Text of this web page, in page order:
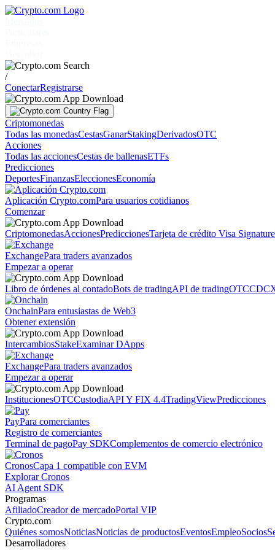
/
ConectarRegistrarse
Criptomonedas
Todas las monedasCestasGanarStakingDerivadosOTC
Acciones
Todas las accionesCestas de ballenasETFs
Predicciones
DeportesFinanzasEleccionesEconomía
Aplicación Crypto.comPara usuarios cotidianos
Comenzar
CriptomonedasAccionesPrediccionesTarjeta de crédito Visa
ExchangePara traders avanzados
Empezar a operar
Libro de órdenes al contadoBots de tradingAPI de tradingOTC
OnchainPara entusiastas de Web3
Obtener extensión
IntercambiosStakeExaminar DApps
ExchangePara traders avanzados
Empezar a operar
InstitucionesOTCCustodiaAPI Y FIX 4.4TradingViewPredicciones
PayPara comerciantes
Registro de comerciantes
Terminal de pagoPay SDKComplementos de comercio electrónico
CronosCapa 1 compatible con EVM
Explorar Cronos
AI Agent SDK
Programas
AfiliadoCreador de mercadoPortal VIP
Crypto.com
Quiénes somosNoticiasNoticias de productosEventosEmpleoSocios
Desarrolladores